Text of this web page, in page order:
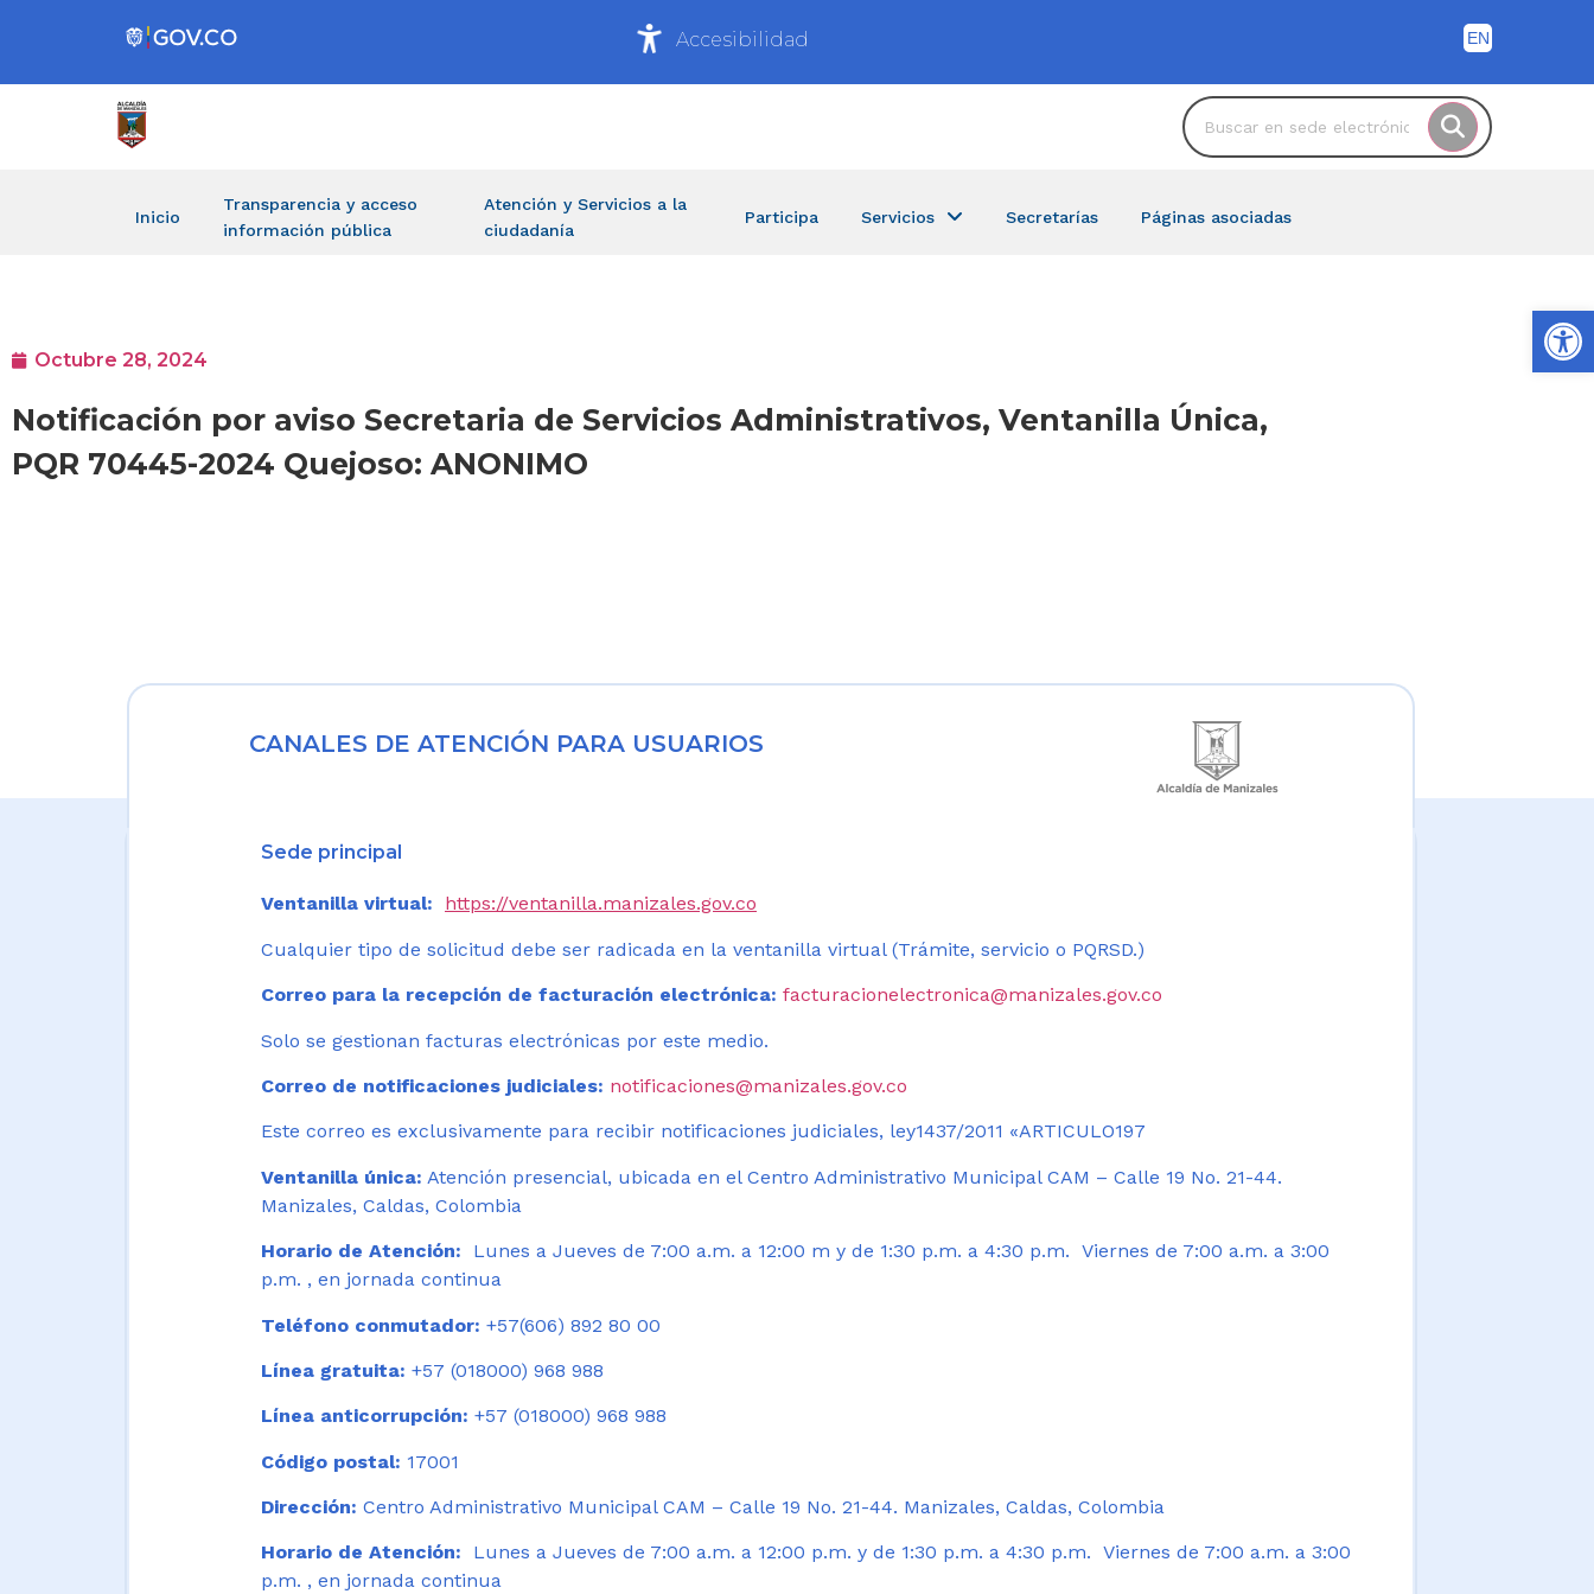
Accesibilidad
Inicio
Transparencia y acceso
información pública
Atención y Servicios a la
ciudadanía
Participa Servicios Secretarías Páginas asociadas
Octubre 28, 2024
Notificación por aviso Secretaria de Servicios Administrativos, Ventanilla Única,
PQR 70445-2024 Quejoso: ANONIMO
CANALES DE ATENCIÓN PARA USUARIOS
Sede principal
Ventanilla virtual: https://ventanilla.manizales.gov.co
Cualquier tipo de solicitud debe ser radicada en la ventanilla virtual (Trámite, servicio o PQRSD.)
Correo para la recepción de facturación electrónica: facturacionelectronica@manizales.gov.co
Solo se gestionan facturas electrónicas por este medio.
Correo de notificaciones judiciales: notificaciones@manizales.gov.co
Este correo es exclusivamente para recibir notificaciones judiciales, ley1437/2011 «ARTICULO197
Ventanilla única: Atención presencial, ubicada en el Centro Administrativo Municipal CAM – Calle 19 No. 21-44.
Manizales, Caldas, Colombia
Horario de Atención:
Lunes a Jueves de 7:00 a.m. a 12:00 m y de 1:30 p.m. a 4:30 p.m. Viernes de 7:00 a.m. a 3:00
p.m. , en jornada continua
Teléfono conmutador: +57(606) 892 80 00
Línea gratuita: +57 (018000) 968 988
Línea anticorrupción: +57 (018000) 968 988
Código postal: 17001
Dirección: Centro Administrativo Municipal CAM – Calle 19 No. 21-44. Manizales, Caldas, Colombia
Horario de Atención: Lunes a Jueves de 7:00 a.m. a 12:00 p.m. y de 1:30 p.m. a 4:30 p.m. Viernes de 7:00 a.m. a 3:00
p.m. , en jornada continua